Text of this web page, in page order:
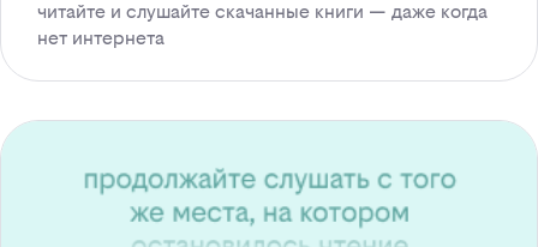
читайте и слушайте скачанные книги — даже когда
нет интернета